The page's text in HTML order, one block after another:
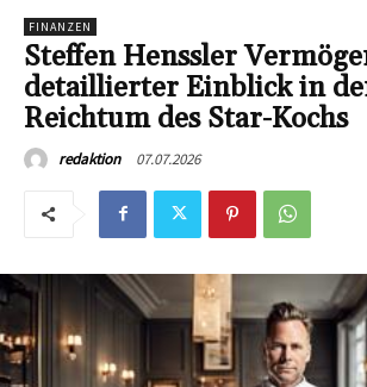
FINANZEN
Steffen Henssler
detaillierter Einblick in
Reichtum des Star-Kochs
redaktion 07.07.2026